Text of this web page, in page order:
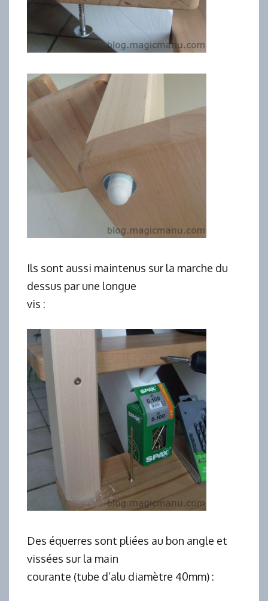
Ils sont aussi maintenus sur la marche du
dessus par une longue
vis :
Des équerres sont pliées au bon angle et
vissées sur la main
courante (tube d’alu diamètre 40mm) :